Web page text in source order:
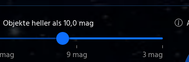
Objekte heller als10,0 mag
9 mag
3 mag